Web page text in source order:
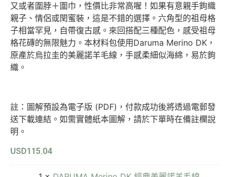
又或者圍脖＋圍巾，性價比非常高喔！如果有意親手鉤織
親子、情侶或閏蜜裝，這是不錯的選擇。六角型的祖母格
子相當罕見，自帶復古感。來回搭配三種配色，感受祖母
格花磚的無限魅力。本材料包使用Daruma Merino DK，
原產於烏拉圭的美麗諾羊毛線，手感柔細似海綿，易於鉤
織。
註：圖解預設為電子版 (PDF)，付款成功後將透過電郵發
送下載連結。如需實體紙本圖解，請於下單時在備註欄說
明。
USD115.04